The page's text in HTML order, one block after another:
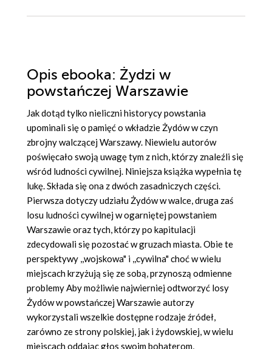
Opis ebooka: Żydzi w
powstańczej Warszawie
Jak dotąd tylko nieliczni historycy powstania
upominali się o pamięć o wkładzie Żydów w czyn
zbrojny walczącej Warszawy. Niewielu autorów
poświęcało swoją uwagę tym z nich, którzy znaleźli się
wśród ludności cywilnej. Niniejsza książka wypełnia tę
lukę. Składa się ona z dwóch zasadniczych części.
Pierwsza dotyczy udziału Żydów w walce, druga zaś
losu ludności cywilnej w ogarniętej powstaniem
Warszawie oraz tych, którzy po kapitulacji
zdecydowali się pozostać w gruzach miasta. Obie te
perspektywy ,,wojskowa" i ,,cywilna" choć w wielu
miejscach krzyżują się ze sobą, przynoszą odmienne
problemy Aby możliwie najwierniej odtworzyć losy
Żydów w powstańczej Warszawie autorzy
wykorzystali wszelkie dostępne rodzaje źródeł,
zarówno ze strony polskiej, jak i żydowskiej, w wielu
miejscach oddając głos swoim bohaterom,